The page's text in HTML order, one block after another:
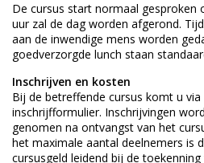
De cursus start normaal gesproken
uur zal de dag worden afgerond.
aan de inwendige mens worden
goedverzorgde lunch staan
Inschrijven en kosten
Bij de betreffende cursus komt u
inschrijfformulier. Inschrijvingen
genomen na ontvangst van het
het maximale aantal deelnemers is
cursusgeld leidend bij de